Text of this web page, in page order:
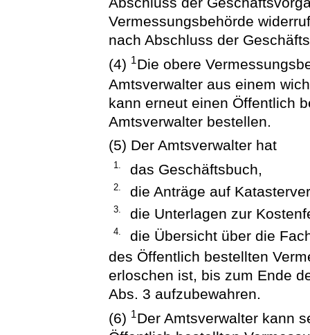
Vermessungsbehörde
nach Abschluss der
(4) 1Die obere
Amtsverwalter aus einem
kann erneut einen Öffentlich
Amtsverwalter bestellen.
(5) Der Amtsverwalter hat
1. das Geschäftsbuch,
2. die Anträge auf
3. die Unterlagen zur
4.
die Übersicht über die
des Öffentlich bestellten
erloschen ist, bis zum Ende
Abs. 3 aufzubewahren.
(6) 1Der Amtsverwalter kann